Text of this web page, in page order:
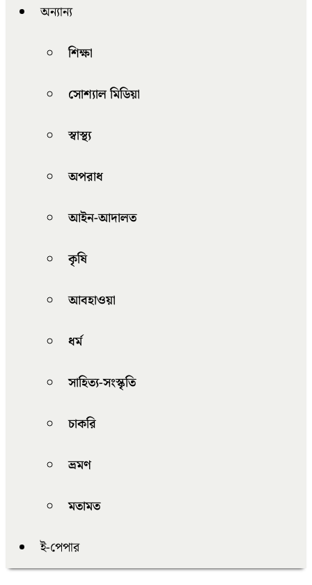
অন্যান্য
শিক্ষা
সোশ্যাল মিডিয়া
স্বাস্থ্য
অপরাধ
আইন-আদালত
কৃষি
আবহাওয়া
ধর্ম
সাহিত্য-সংস্কৃতি
চাকরি
ভ্রমণ
মতামত
ই-পেপার